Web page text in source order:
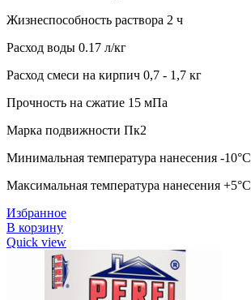
Жизнеспособность раствора 2 ч
Расход воды 0.17 л/кг
Расход смеси на кирпич 0,7 - 1,7 кг
Прочность на сжатие 15 мПа
Марка подвижности Пк2
Минимальная температура нанесения -10°C
Максимальная температура нанесения +5°C
Избранное
В корзину
Quick view